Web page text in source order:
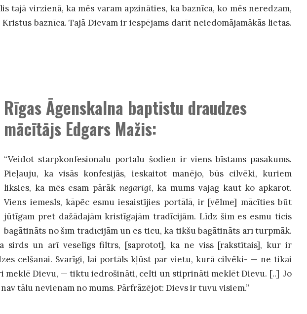
tajā virzienā, ka mēs varam apzināties, ka baznīca, ko mēs neredzam,
baznīca. Tajā Dievam ir iespējams darīt neiedomājamākās lietas.
Rīgas Āgenskalna baptistu draudzes
mācītājs Edgars Mažis:
“Veidot starpkonfesionālu portālu šodien ir viens bīstams pasākums.
Pieļauju, ka visās konfesijās, ieskaitot manējo, būs cilvēki, kuriem
liksies, ka mēs esam pārāk negarīgi, ka mums vajag kaut ko apkarot.
Viens iemesls, kāpēc esmu iesaistījies portālā, ir [vēlme] mācīties būt
jūtīgam pret dažādajām kristīgajām tradīcijām. Līdz šim es esmu ticis
bagātināts no šīm tradīcijām un es ticu, ka tikšu bagātināts arī turpmāk.
sirds un arī veselīgs filtrs, [saprotot], ka ne viss [rakstītais], kur ir
celšanai. Svarīgi, lai portāls kļūst par vietu, kurā cilvēki- — ne tikai
meklē Dievu, — tiktu iedrošināti, celti un stiprināti meklēt Dievu. [..] Jo
tālu nevienam no mums. Pārfrāzējot: Dievs ir tuvu visiem.”